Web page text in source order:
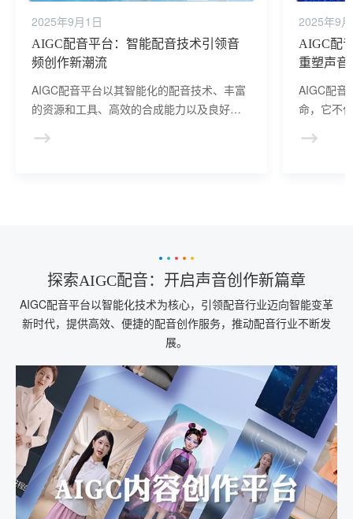
2025年9月1日
AIGC配音平台：智能配音技术引领音
频创作新潮流
AIGC配音平台以其智能化的配音技术、丰富
的资源和工具、高效的合成能力以及良好的
时代，为创作者们提供了更多元、更便捷的
2025年9
AIGC配
重塑声音
AIGC配音
命，它不
探索AIGC配音：开启声音创作新篇章
AIGC配音平台以智能化技术为核心，引领配音行业迈向智能变革
新时代，提供高效、便捷的配音创作服务，推动配音行业不断发
展。